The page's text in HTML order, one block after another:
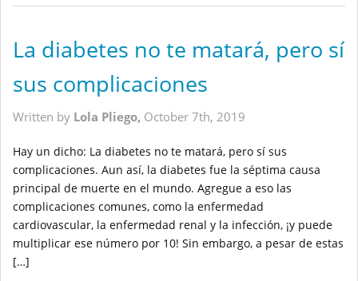
La diabetes no te matará, pero sí
sus complicaciones
Written by Lola Pliego, October 7th, 2019
Hay un dicho: La diabetes no te matará, pero sí sus
complicaciones. Aun así, la diabetes fue la séptima causa
principal de muerte en el mundo. Agregue a eso las
complicaciones comunes, como la enfermedad
cardiovascular, la enfermedad renal y la infección, ¡y puede
multiplicar ese número por 10! Sin embargo, a pesar de estas
[…]